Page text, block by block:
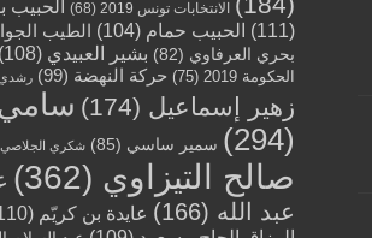
الانتخابات تونس 2019 (68)
الحبيب
(111)
الحبيب حمام (104) الطيب
بحري العرفاوي (82) بشير العبيدي (108)
الحكومة 2019
(75) حركة النهضة (99) رشدي
زهير إسماعيل (174)
سامي
(294)
سمير ساسي (85) شكري الجلاصي
صالح التيزاوي (362)
عبد الله (166) عايدة بن كريّم (110)